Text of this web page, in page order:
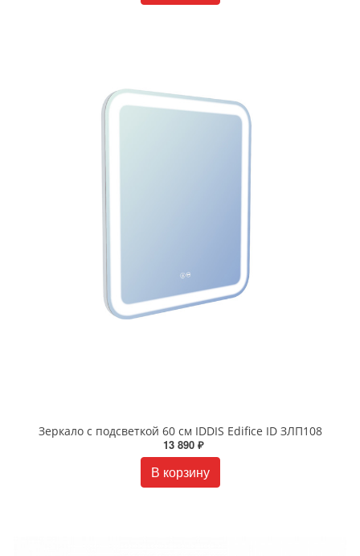
Зеркало с подсветкой 60 см IDDIS Edifice ID ЗЛП108
13 890 ₽
В корзину